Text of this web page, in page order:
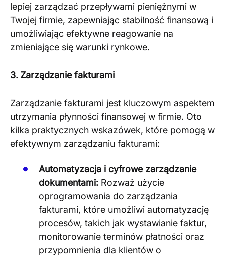
lepiej zarządzać przepływami pieniężnymi w
Twojej firmie, zapewniając stabilność finansową i
umożliwiając efektywne reagowanie na
zmieniające się warunki rynkowe.
3. Zarządzanie fakturami
Zarządzanie fakturami jest kluczowym aspektem
utrzymania płynności finansowej w firmie. Oto
kilka praktycznych wskazówek, które pomogą w
efektywnym zarządzaniu fakturami:
Automatyzacja i cyfrowe zarządzanie
dokumentami: Rozważ użycie
oprogramowania do zarządzania
fakturami, które umożliwi automatyzację
procesów, takich jak wystawianie faktur,
monitorowanie terminów płatności oraz
przypomnienia dla klientów o